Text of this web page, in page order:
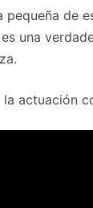
pequeña de
una
la actuación